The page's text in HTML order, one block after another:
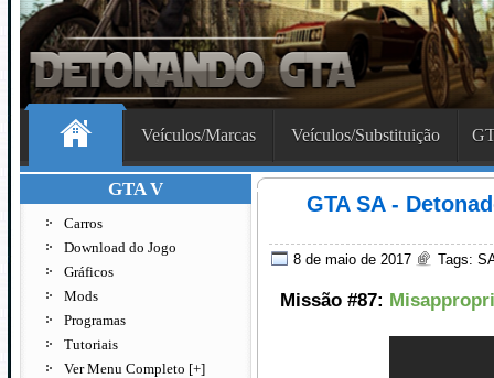
Veículos/Marcas Veículos/Substituição
GTA V
Carros
Download do Jogo
Gráficos
Mods
Programas
Tutoriais
Ver Menu Completo [+]
GTA SA -
8 de maio de 2017 Tags:
Missão #87: